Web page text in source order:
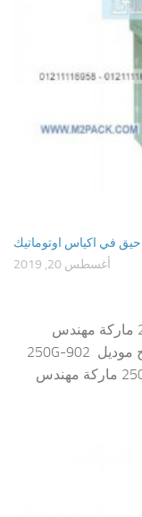
في اكياس اوتوماتيك
أغسطس 20, 2019
مكائن تعبيه و تغليف قمح موديل 902-250G ماركة مهندس
منسي مواصفات مكائن تعبيه و تغليف قمح موديل 902-250G
ماركة مهندس منسي اسم الموديل 902-250G ماركة مهندس